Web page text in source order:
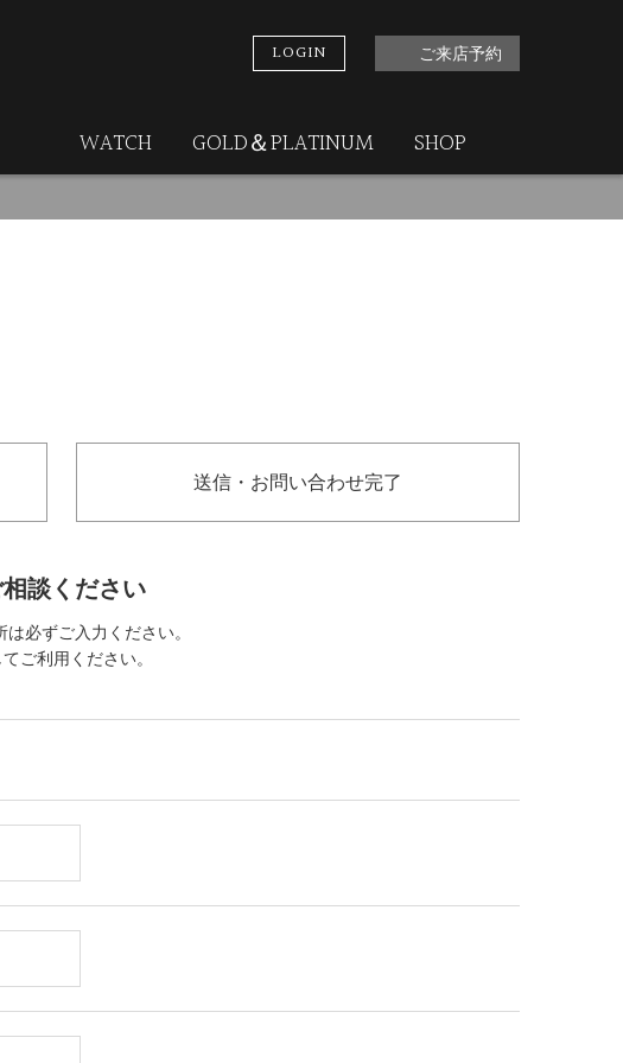
LOGIN ご来店予約
WATCH GOLD＆PLATINUM SHOP
送信・お問い合わせ完了
談ください
必ずご入力ください。
ご利用ください。